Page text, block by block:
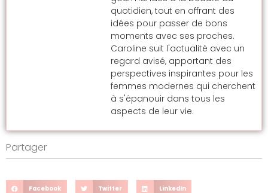
quotidien, tout en offrant des
idées pour passer de bons
moments avec ses proches.
Caroline suit l'actualité avec un
regard avisé, apportant des
perspectives inspirantes pour les
femmes modernes qui cherchent
à s'épanouir dans tous les
aspects de leur vie.
Partager
Facebook Twitter LinkedIn